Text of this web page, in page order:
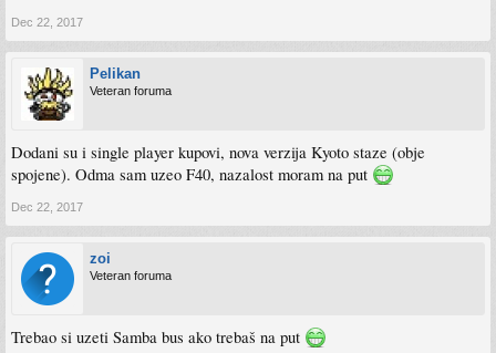
Dec 22, 2017
Pelikan
Veteran foruma
Dodani su i single player kupovi, nova verzija Kyoto staze (obje
spojene). Odma sam uzeo F40, nazalost moram na put
Dec 22, 2017
zoi
Veteran foruma
Trebao si uzeti Samba bus ako trebaš na put